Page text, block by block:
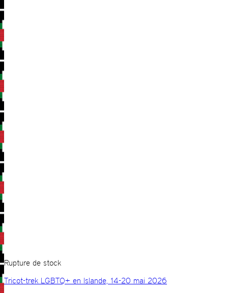
Rupture de stock
Tricot-trek LGBTQ+ en Islande, 14-20 mai 2026